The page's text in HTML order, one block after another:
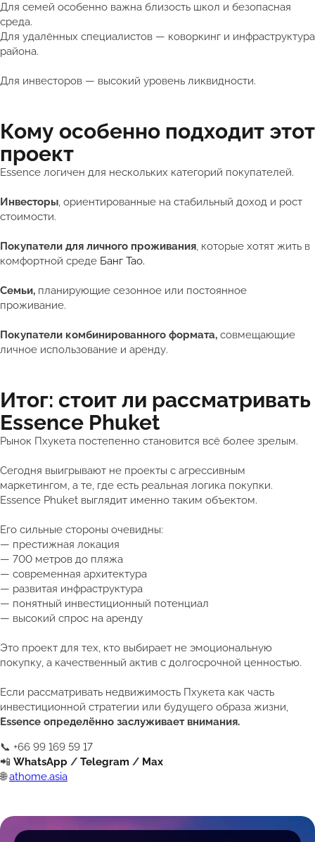
Для семей особенно важна близость школ и безопасная
среда.
Для удалённых специалистов — коворкинг и инфраструктура
района.
Для инвесторов — высокий уровень ликвидности.
Кому особенно подходит этот
проект
Essence логичен для нескольких категорий покупателей.
Инвесторы, ориентированные на стабильный доход и рост
стоимости.
Покупатели для личного проживания, которые хотят жить в
комфортной среде Банг Тао.
Семьи, планирующие сезонное или постоянное
проживание.
Покупатели комбинированного формата, совмещающие
личное использование и аренду.
Итог: стоит ли рассматривать
Essence Phuket
Рынок Пхукета постепенно становится всё более зрелым.
Сегодня выигрывают не проекты с агрессивным
маркетингом, а те, где есть реальная логика покупки.
Essence Phuket выглядит именно таким объектом.
Его сильные стороны очевидны:
— престижная локация
— 700 метров до пляжа
— современная архитектура
— развитая инфраструктура
— понятный инвестиционный потенциал
— высокий спрос на аренду
Это проект для тех, кто выбирает не эмоциональную
покупку, а качественный актив с долгосрочной ценностью.
Если рассматривать недвижимость Пхукета как часть
инвестиционной стратегии или будущего образа жизни,
Essence определённо заслуживает внимания.
📞 +66 99 169 59 17
📲 WhatsApp / Telegram / Max
🌐 athome.asia